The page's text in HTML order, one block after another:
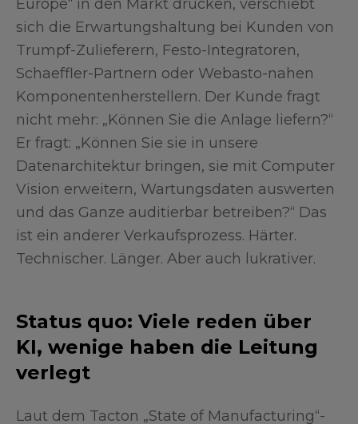
Europe“ in den Markt drücken, verschiebt
sich die Erwartungshaltung bei Kunden von
Trumpf-Zulieferern, Festo-Integratoren,
Schaeffler-Partnern oder Webasto-nahen
Komponentenherstellern. Der Kunde fragt
nicht mehr: „Können Sie die Anlage liefern?“
Er fragt: „Können Sie sie in unsere
Datenarchitektur bringen, sie mit Computer
Vision erweitern, Wartungsdaten auswerten
und das Ganze auditierbar betreiben?“ Das
ist ein anderer Verkaufsprozess. Härter.
Technischer. Länger. Aber auch lukrativer.
Status quo: Viele reden über
KI, wenige haben die Leitung
verlegt
Laut dem Tacton „State of Manufacturing“-